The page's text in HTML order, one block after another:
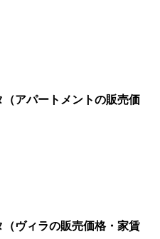
（アパートメントの販売価
（ヴィラの販売価格・家賃